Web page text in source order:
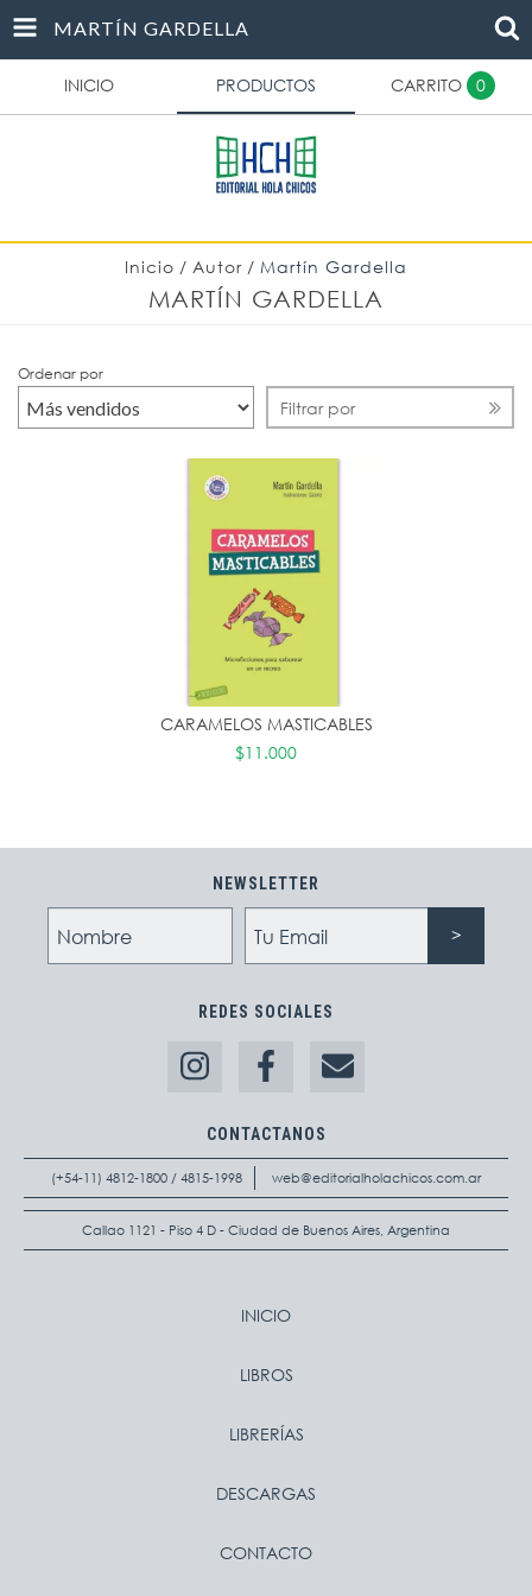
MARTÍN GARDELLA
INICIO PRODUCTOS CARRITO 0
Inicio / Autor / Martín Gardella
MARTÍN GARDELLA
Ordenar por
Filtrar por
CARAMELOS MASTICABLES
$11.000
NEWSLETTER
REDES SOCIALES
CONTACTANOS
(+54-11) 4812-1800 / 4815-1998 web@editorialholachicos.com.ar
Callao 1121 - Piso 4 D - Ciudad de Buenos Aires, Argentina
INICIO
LIBROS
LIBRERÍAS
DESCARGAS
CONTACTO